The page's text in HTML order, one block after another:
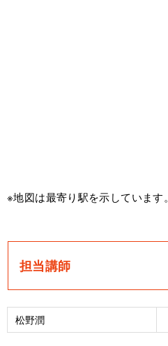
※地図は最寄り駅を示しています。
担当講師
松野潤